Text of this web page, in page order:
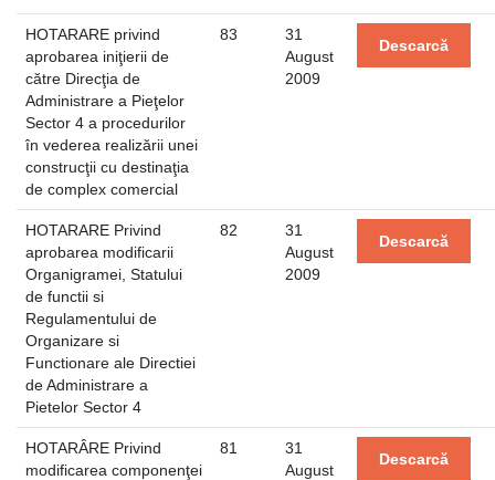
HOTARARE privind
aprobarea iniţierii de
către Direcţia de
Administrare a Pieţelor
Sector 4 a procedurilor
în vederea realizării unei
construcţii cu destinaţia
de complex comercial
83
31
August
2009
Descarcă
HOTARARE Privind
aprobarea modificarii
Organigramei, Statului
de functii si
Regulamentului de
Organizare si
Functionare ale Directiei
de Administrare a
Pietelor Sector 4
82
31
August
2009
Descarcă
HOTARÂRE Privind
modificarea componenţei
81
31
August
Descarcă